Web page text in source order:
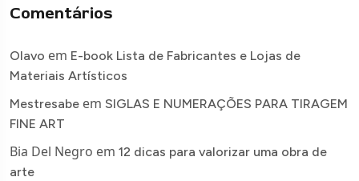
Comentários
Olavo em E-book Lista de Fabricantes e Lojas de
Materiais Artísticos
Mestresabe em SIGLAS E NUMERAÇÕES PARA TIRAGEM
FINE ART
Bia Del Negro em 12 dicas para valorizar uma obra de
arte